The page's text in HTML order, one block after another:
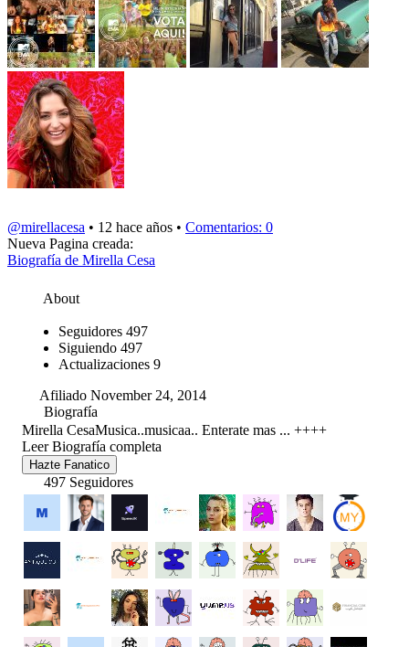
@mirellacesa • 12 hace años • Comentarios: 0
Nueva Pagina creada:
Biografía de Mirella Cesa
About
Seguidores 497
Siguiendo 497
Actualizaciones 9
Afiliado November 24, 2014
Biografía
Mirella CesaMusica..musicaa.. Enterate mas ... ++++
Leer Biografía completa
Hazte Fanatico
497 Seguidores